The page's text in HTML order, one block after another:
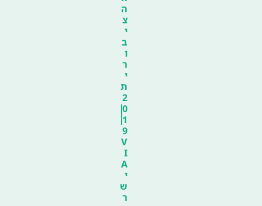
ה
צ
י
ב
ו
ר
י
ת
2
0
1
9
V
I
A
י
ש
ר